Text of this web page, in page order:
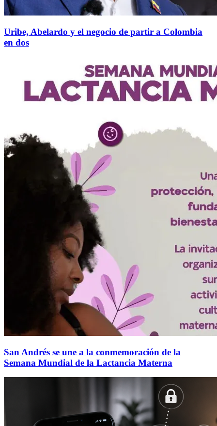
Uribe, Abelardo y el negocio de partir a Colombia
en dos
San Andrés se une a la conmemoración de la
Semana Mundial de la Lactancia Materna